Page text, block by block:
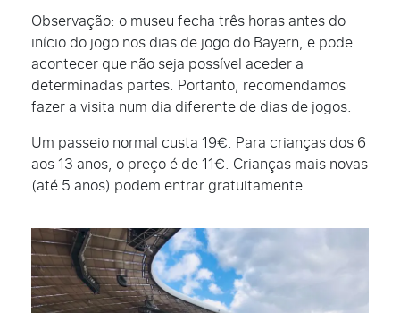
Observação: o museu fecha três horas antes do
início do jogo nos dias de jogo do Bayern, e pode
acontecer que não seja possível aceder a
determinadas partes. Portanto, recomendamos
fazer a visita num dia diferente de dias de jogos.
Um passeio normal custa 19€. Para crianças dos 6
aos 13 anos, o preço é de 11€. Crianças mais novas
(até 5 anos) podem entrar gratuitamente.